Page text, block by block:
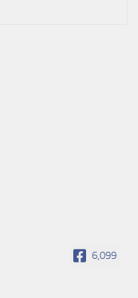
6,099